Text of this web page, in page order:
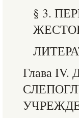
§ 3.
Глава